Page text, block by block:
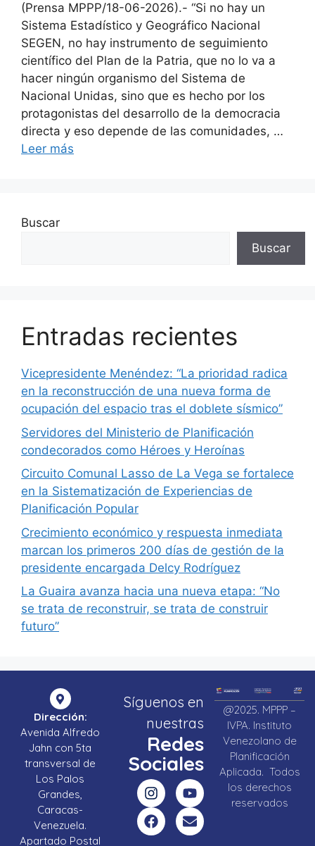
(Prensa MPPP/18-06-2026).- “Si no hay un
Sistema Estadístico y Geográfico Nacional
SEGEN, no hay instrumento de seguimiento
científico del Plan de la Patria, que no lo va a
hacer ningún organismo del Sistema de
Nacional Unidas, sino que es hecho por los
protagonistas del desarrollo de la democracia
directa y eso depende de las comunidades, …
Leer más
Buscar
Buscar
Entradas recientes
Vicepresidente Menéndez: “La prioridad radica
en la reconstrucción de una nueva forma de
ocupación del espacio tras el doblete sísmico”
Servidores del Ministerio de Planificación
condecorados como Héroes y Heroínas
Circuito Comunal Lasso de La Vega se fortalece
en la Sistematización de Experiencias de
Planificación Popular
Crecimiento económico y respuesta inmediata
marcan los primeros 200 días de gestión de la
presidente encargada Delcy Rodríguez
La Guaira avanza hacia una nueva etapa: “No
se trata de reconstruir, se trata de construir
futuro”
Dirección:
Avenida Alfredo
Jahn con 5ta
transversal de
Los Palos
Grandes,
Caracas-
Venezuela.
Apartado Postal
Síguenos en
nuestras
Redes
Sociales
@2025. MPPP –
IVPA. Instituto
Venezolano de
Planificación
Aplicada. Todos
los derechos
reservados